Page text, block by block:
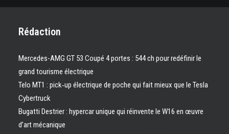
Rédaction
Mercedes-AMG GT 53 Coupé 4 portes : 544 ch pour redéfinir le
grand tourisme électrique
Telo MT1 : pick‑up électrique de poche qui fait mieux que le Tesla
Cybertruck
Bugatti Destrier : hypercar unique qui réinvente le W16 en œuvre
d’art mécanique